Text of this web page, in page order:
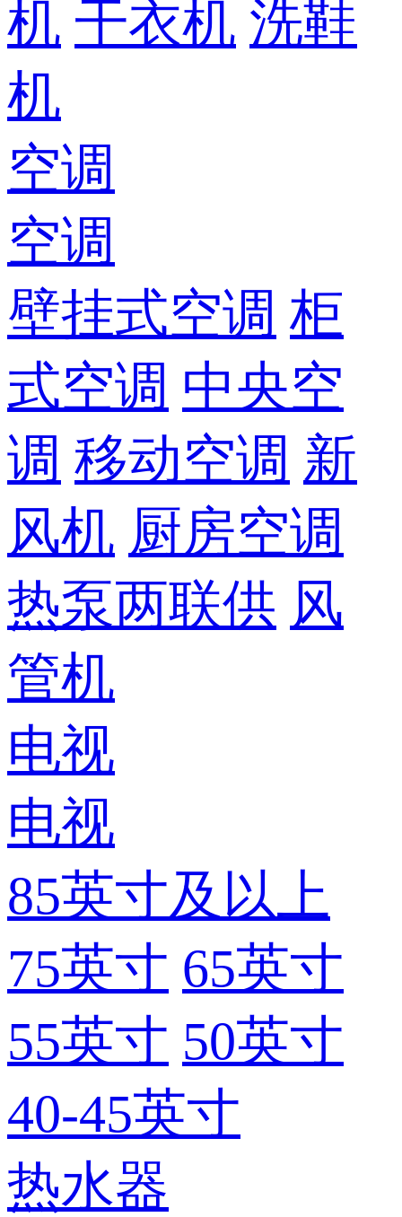
机 干衣机 洗鞋
机
空调
空调
壁挂式空调 柜
式空调 中央空
调 移动空调 新
风机 厨房空调
热泵两联供 风
管机
电视
电视
85英寸及以上
75英寸 65英寸
55英寸 50英寸
40-45英寸
热水器